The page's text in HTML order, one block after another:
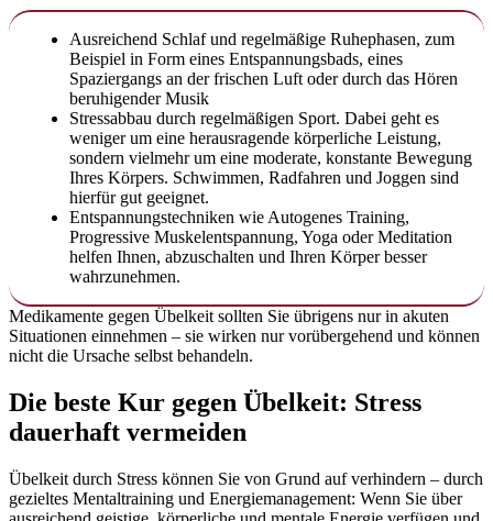
Ausreichend Schlaf und regelmäßige Ruhephasen, zum
Beispiel in Form eines Entspannungsbads, eines
Spaziergangs an der frischen Luft oder durch das Hören
beruhigender Musik
Stressabbau durch regelmäßigen Sport. Dabei geht es
weniger um eine herausragende körperliche Leistung,
sondern vielmehr um eine moderate, konstante Bewegung
Ihres Körpers. Schwimmen, Radfahren und Joggen sind
hierfür gut geeignet.
Entspannungstechniken wie Autogenes Training,
Progressive Muskelentspannung, Yoga oder Meditation
helfen Ihnen, abzuschalten und Ihren Körper besser
wahrzunehmen.
Medikamente gegen Übelkeit sollten Sie übrigens nur in akuten
Situationen einnehmen – sie wirken nur vorübergehend und können
nicht die Ursache selbst behandeln.
Die beste Kur gegen Übelkeit: Stress
dauerhaft vermeiden
Übelkeit durch Stress können Sie von Grund auf verhindern – durch
gezieltes Mentaltraining und Energiemanagement: Wenn Sie über